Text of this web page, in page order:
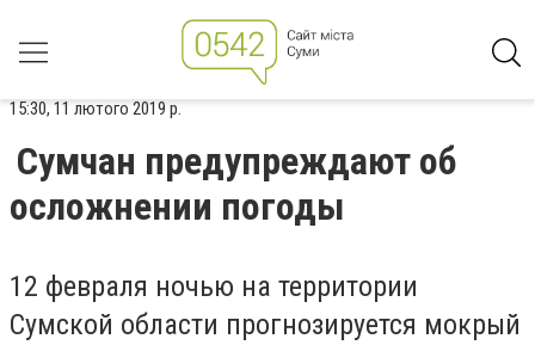
15:30, 11 лютого 2019 р.
Сумчан предупреждают об
осложнении погоды
12 февраля ночью на территории
Сумской области прогнозируется мокрый